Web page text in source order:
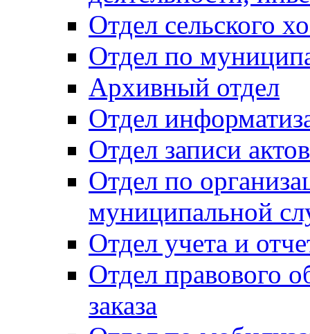
Отдел сельского
Отдел по
Архивный отдел
Отдел
Отдел записи
Отдел по
муниципальной
Отдел учета и
Отдел правового
заказа